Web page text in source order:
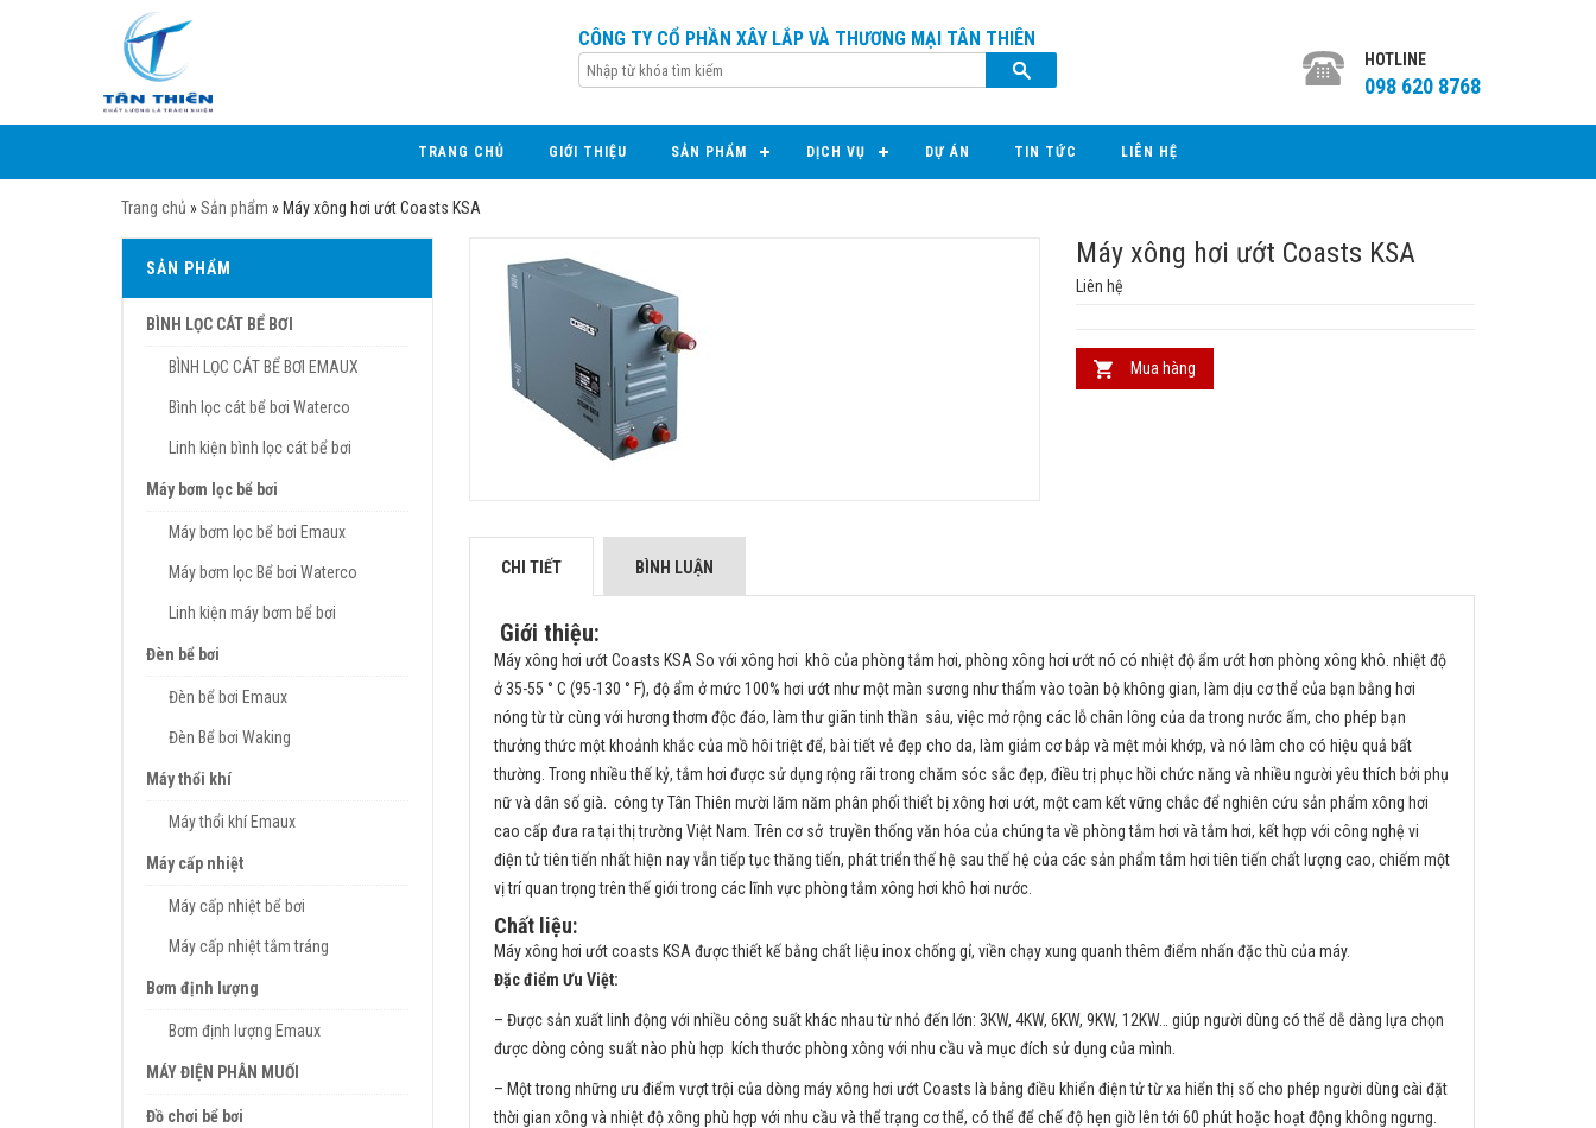
CÔNG TY CỔ PHẦN XÂY LẮP VÀ THƯƠNG MẠI TÂN THIÊN
HOTLINE
098 620 8768
TRANG CHỦ GIỚI THIỆU SẢN PHẨM DỊCH VỤ DỰ ÁN TIN TỨC LIÊN HỆ
Trang chủ »Sản phẩm » Máy xông hơi ướt Coasts KSA
Máy xông hơi ướt Coasts KSA
Liên hệ
Mua hàng
CHI TIẾT BÌNH LUẬN
Giới thiệu:
Máy xông hơi ướt Coasts KSA So với xông hơi khô của phòng tắm hơi, phòng xông hơi ướt nó có nhiệt độ ẩm ướt hơn phòng xông khô. nhiệt độ
ở 35-55 ° C (95-130 ° F), độ ẩm ở mức 100% hơi ướt như một màn sương như thấm vào toàn bộ không gian, làm dịu cơ thể của bạn bằng hơi
nóng từ từ cùng với hương thơm độc đáo, làm thư giãn tinh thần sâu, việc mở rộng các lỗ chân lông của da trong nước ấm, cho phép bạn
thưởng thức một khoảnh khắc của mồ hôi triệt để, bài tiết vẻ đẹp cho da, làm giảm cơ bắp và mệt mỏi khớp, và nó làm cho có hiệu quả bất
thường. Trong nhiều thế kỷ, tắm hơi được sử dụng rộng rãi trong chăm sóc sắc đẹp, điều trị phục hồi chức năng và nhiều người yêu thích bởi phụ
nữ và dân số già. công ty Tân Thiên mười lăm năm phân phối thiết bị xông hơi ướt, một cam kết vững chắc để nghiên cứu sản phẩm xông hơi
cao cấp đưa ra tại thị trường Việt Nam. Trên cơ sở truyền thống văn hóa của chúng ta về phòng tắm hơi và tắm hơi, kết hợp với công nghệ vi
điện tử tiên tiến nhất hiện nay vẫn tiếp tục thăng tiến, phát triển thế hệ sau thế hệ của các sản phẩm tắm hơi tiên tiến chất lượng cao, chiếm một
vị trí quan trọng trên thế giới trong các lĩnh vực phòng tắm xông hơi khô hơi nước.
Chất liệu:
Máy xông hơi ướt coasts KSA được thiết kế bằng chất liệu inox chống gỉ, viền chạy xung quanh thêm điểm nhấn đặc thù của máy.
Đặc điểm Ưu Việt:
– Được sản xuất linh động với nhiều công suất khác nhau từ nhỏ đến lớn: 3KW, 4KW, 6KW, 9KW, 12KW… giúp người dùng có thể dễ dàng lựa chọn
được dòng công suất nào phù hợp kích thước phòng xông với nhu cầu và mục đích sử dụng của mình.
– Một trong những ưu điểm vượt trội của dòng máy xông hơi ướt Coasts là bảng điều khiển điện tử từ xa hiển thị số cho phép người dùng cài đặt
thời gian xông và nhiệt độ xông phù hợp với nhu cầu và thể trạng cơ thể, có thể để chế độ hẹn giờ lên tới 60 phút hoặc hoạt động không ngưng.
SẢN PHẨM
BÌNH LỌC CÁT BỂ BƠI
BÌNH LỌC CÁT BỂ BƠI EMAUX
Bình lọc cát bể bơi Waterco
Linh kiện bình lọc cát bể bơi
Máy bơm lọc bể bơi
Máy bơm lọc bể bơi Emaux
Máy bơm lọc Bể bơi Waterco
Linh kiện máy bơm bể bơi
Đèn bể bơi
Đèn bể bơi Emaux
Đèn Bể bơi Waking
Máy thổi khí
Máy thổi khí Emaux
Máy cấp nhiệt
Máy cấp nhiệt bể bơi
Máy cấp nhiệt tắm tráng
Bơm định lượng
Bơm định lượng Emaux
MÁY ĐIỆN PHÂN MUỐI
Đồ chơi bể bơi